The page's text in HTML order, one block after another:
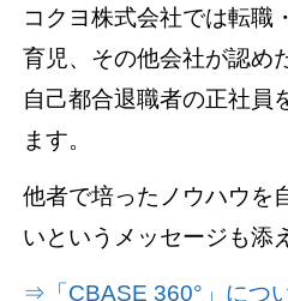
コクヨ株式会社では転職
育児、その他会社が認め
自己都合退職者の正社員
ます。
他者で培ったノウハウを
いというメッセージも添
⇒「CBASE 360°」につ